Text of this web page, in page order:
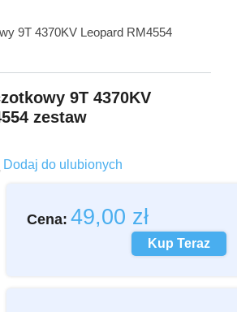
9T 4370KV Leopard RM4554
9T 4370KV
zestaw
Dodaj do ulubionych
Cena: 49,00 zł
Kup Teraz